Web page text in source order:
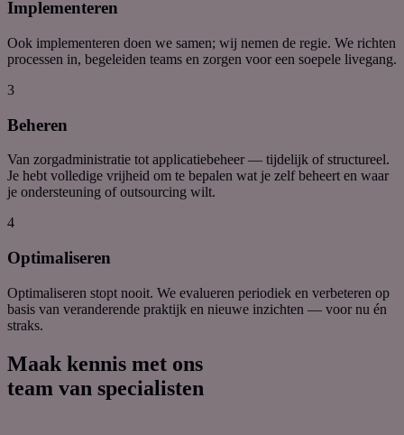
Implementeren
Ook implementeren doen we samen; wij nemen de regie. We richten
processen in, begeleiden teams en zorgen voor een soepele livegang.
3
Beheren
Van zorgadministratie tot applicatiebeheer — tijdelijk ofstructureel.
Je hebtvolledige vrijheid om te bepalen wat je zelf beheert en waar
je ondersteuning of outsourcing wilt.
4
Optimaliseren
Optimaliseren stopt nooit. We evalueren periodiek en verbeteren op
basis van veranderende praktijk en nieuwe inzichten — voor nu én
straks.
Maak kennis met ons
team van specialisten